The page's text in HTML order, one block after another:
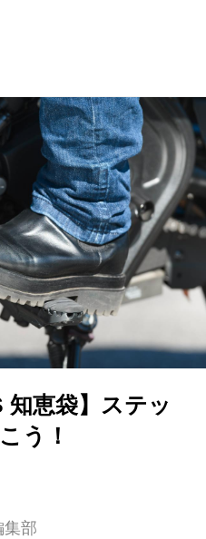
知恵袋】ステッ
う！
集部